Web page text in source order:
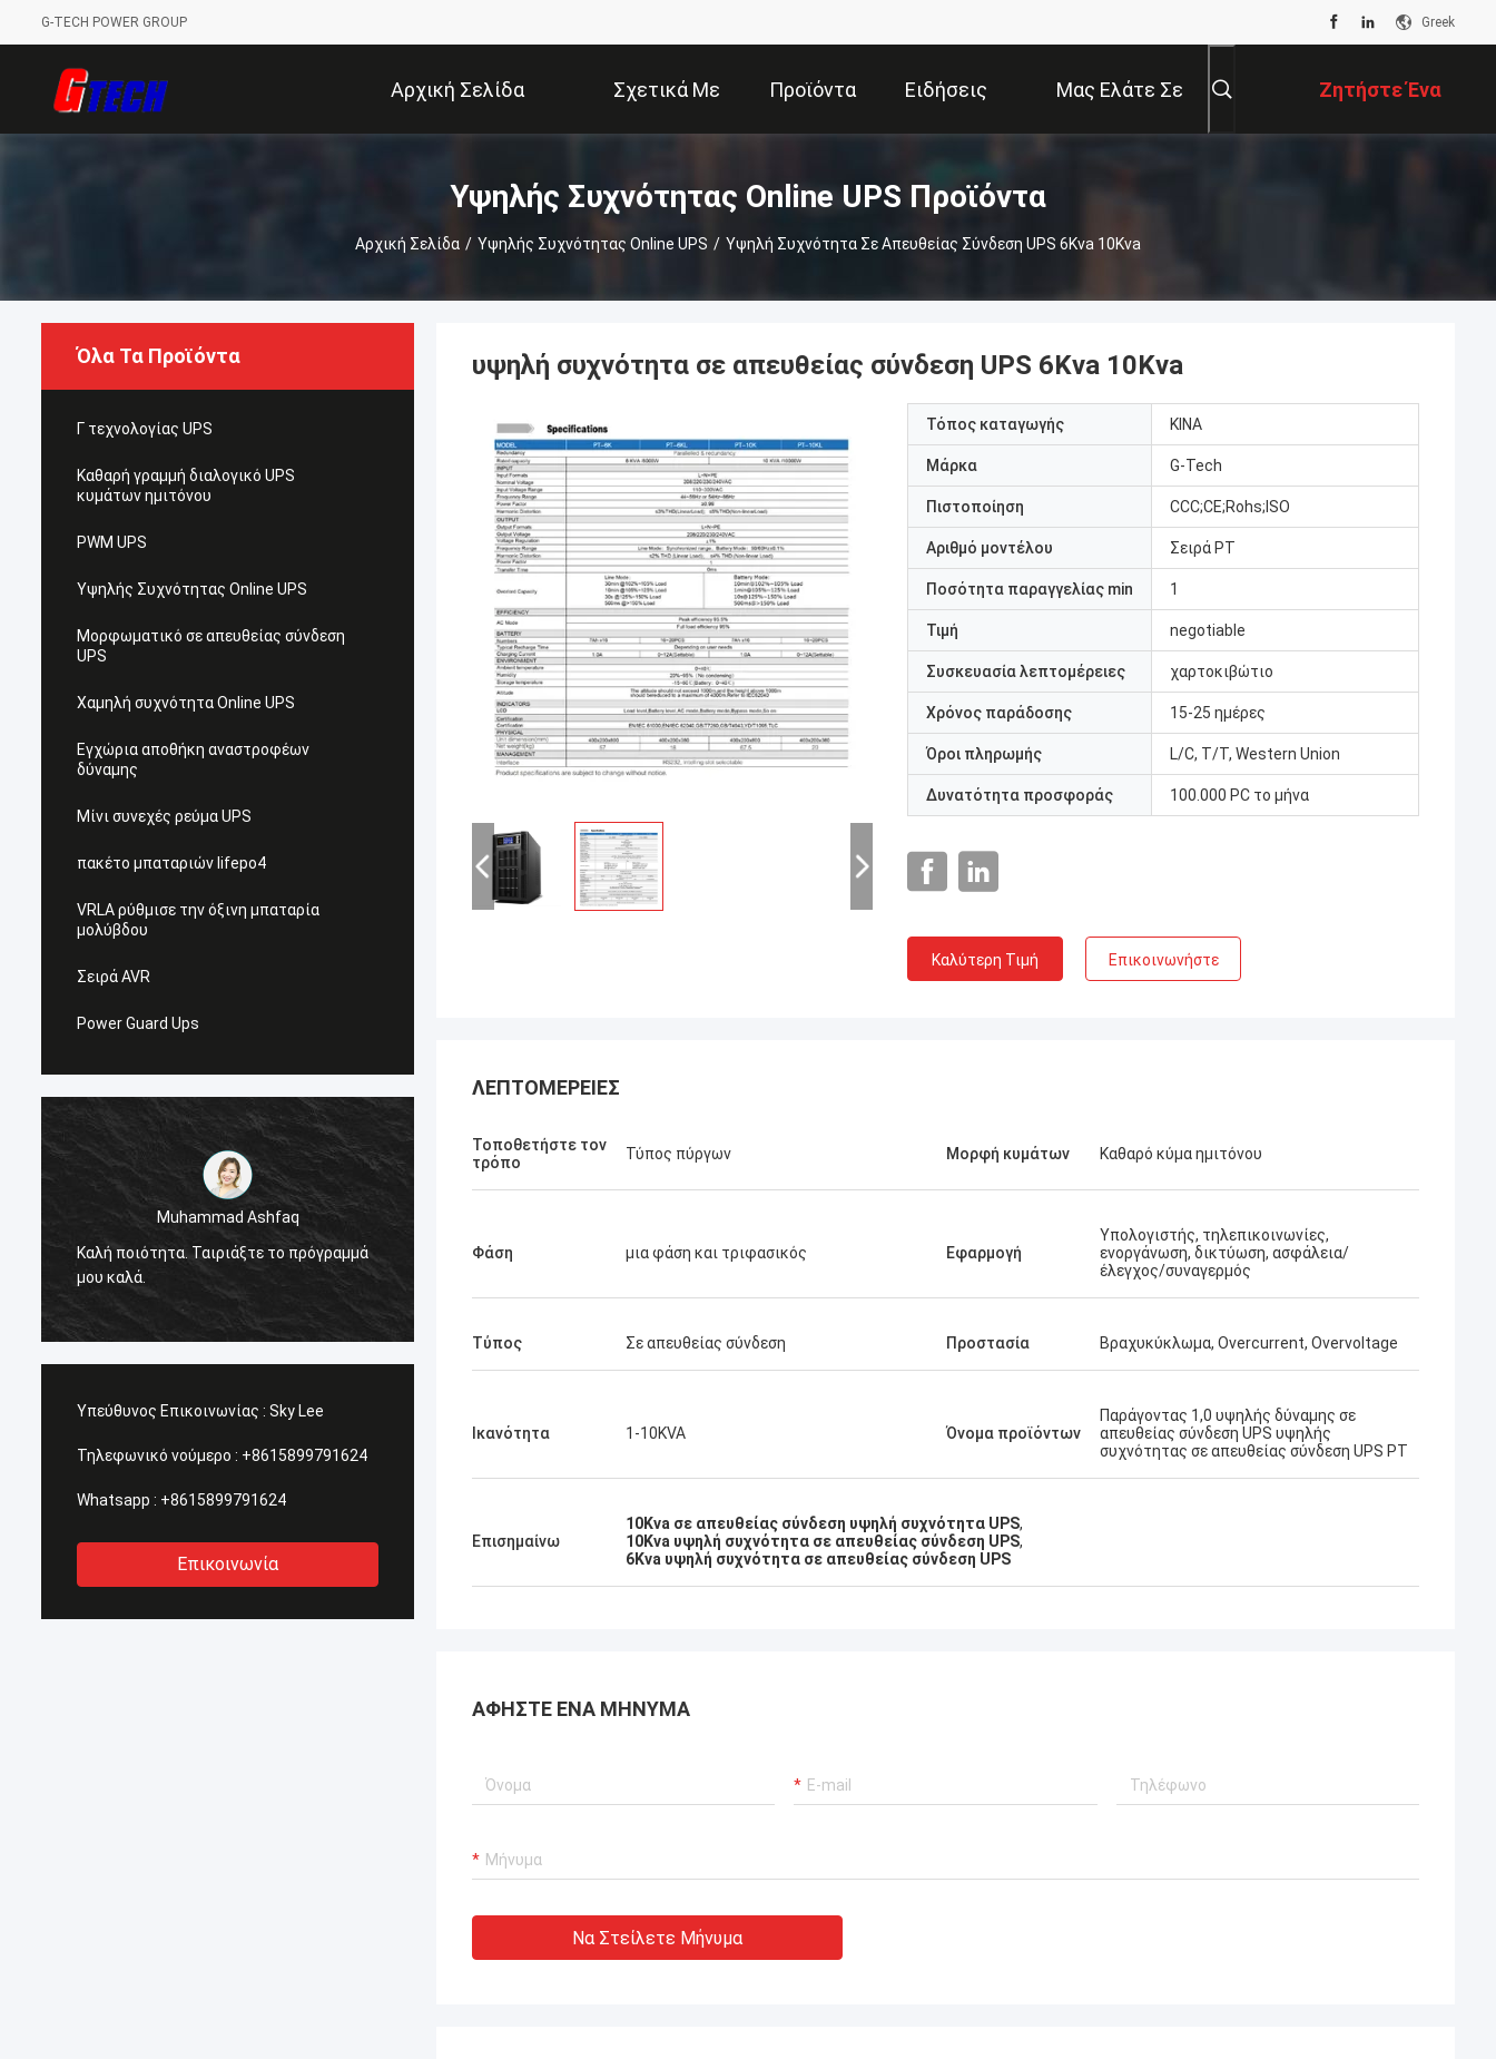
G-TECH POWER GROUP Greek
Αρχική Σελίδα Σχετικά Με Προϊόντα Ειδήσεις Μας Ελάτε Σε Ζητήστε Ένα
Απόσπασμα
Υψηλής Συχνότητας Online UPS Προϊόντα
Αρχική Σελίδα / Υψηλής Συχνότητας Online UPS / Υψηλή Συχνότητα Σε Απευθείας Σύνδεση UPS 6Kva 10Kva
Όλα Τα Προϊόντα
Γ τεχνολογίας UPS
Καθαρή γραμμή διαλογικό UPS
κυμάτων ημιτόνου
PWM UPS
Υψηλής Συχνότητας Online UPS
Μορφωματικό σε απευθείας σύνδεση
UPS
Χαμηλή συχνότητα Online UPS
Εγχώρια αποθήκη αναστροφέων
δύναμης
Μίνι συνεχές ρεύμα UPS
πακέτο μπαταριών lifepo4
VRLA ρύθμισε την όξινη μπαταρία
μολύβδου
Σειρά AVR
Power Guard Ups
Muhammad Ashfaq
Καλή ποιότητα. Ταιριάξτε το πρόγραμμά
μου καλά.
Stamatis Ελλάδα
προϊόντα γ-τεχνολογία, η ποιότητα είναι
υπηρεσία, το εκτιμώ!
Υπεύθυνος Επικοινωνίας : Sky Lee
Τηλεφωνικό νούμερο : +8615899791624
Whatsapp : +8615899791624
Επικοινωνία
υψηλή συχνότητα σε απευθείας σύνδεση UPS 6Kva 10Kva
Τόπος καταγωγής ΚΙΝΑ
Μάρκα G-Tech
Πιστοποίηση CCC;CE;Rohs;ISO
Αριθμό μοντέλου Σειρά PT
Ποσότητα παραγγελίας min 1
Τιμή negotiable
Συσκευασία λεπτομέρειες χαρτοκιβώτιο
Χρόνος παράδοσης 15-25 ημέρες
Όροι πληρωμής L/C, T/T, Western Union
Δυνατότητα προσφοράς 100.000 PC το μήνα
Καλύτερη Τιμή Επικοινωνήστε
ΛΕΠΤΟΜΈΡΕΙΕΣ
Τοποθετήστε τον
τρόπο
Τύπος πύργων Μορφή κυμάτων Καθαρό κύμα ημιτόνου
Φάση μια φάση και τριφασικός Εφαρμογή
Υπολογιστής, τηλεπικοινωνίες,
ενοργάνωση, δικτύωση, ασφάλεια/
έλεγχος/συναγερμός
Τύπος Σε απευθείας σύνδεση Προστασία Βραχυκύκλωμα, Overcurrent, Overvoltage
Ικανότητα 1-10KVA Όνομα προϊόντων
Παράγοντας 1,0 υψηλής δύναμης σε
απευθείας σύνδεση UPS υψηλής
συχνότητας σε απευθείας σύνδεση UPS PT
Επισημαίνω
10Kva σε απευθείας σύνδεση υψηλή συχνότητα UPS,
10Kva υψηλή συχνότητα σε απευθείας σύνδεση UPS,
6Kva υψηλή συχνότητα σε απευθείας σύνδεση UPS
ΑΦΉΣΤΕ ΈΝΑ ΜΉΝΥΜΑ
Να Στείλετε Μήνυμα